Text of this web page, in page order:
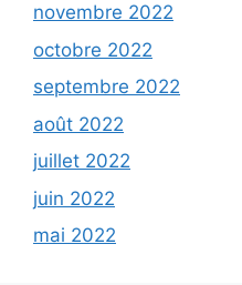
novembre 2022
octobre 2022
septembre 2022
août 2022
juillet 2022
juin 2022
mai 2022